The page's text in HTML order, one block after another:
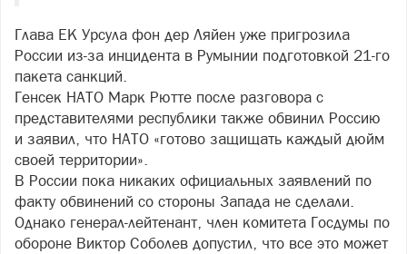
Глава ЕК Урсула фон дер Ляйен уже пригрозила
России из-за инцидента в Румынии подготовкой 21-го
пакета санкций.
Генсек НАТО Марк Рютте после разговора с
представителями республики также обвинил Россию
и заявил, что НАТО «готово защищать каждый дюйм
своей территории».
В России пока никаких официальных заявлений по
факту обвинений со стороны Запада не сделали.
Однако генерал-лейтенант, член комитета Госдумы по
обороне Виктор Соболев допустил, что все это может